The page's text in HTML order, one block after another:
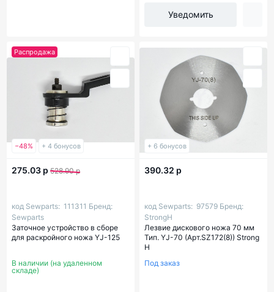
Уведомить
Распродажа
−48% + 4 бонусов
275.03 р528.90 р
код Sewparts: 111311 Бренд:
Sewparts
Заточное устройство в сборе
для раскройного ножа YJ-125
В наличии (на удаленном
складе)
+ 6 бонусов
390.32 р
код Sewparts: 97579 Бренд:
StrongH
Лезвие дискового ножа 70 мм
Тип. YJ-70 (Арт.SZ172(8)) Strong
H
Под заказ